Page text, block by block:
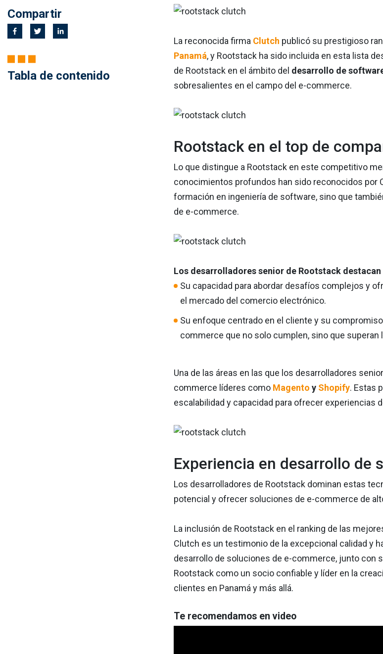
Compartir
Tabla de contenido
La reconocida firma Clutch publicó su prestigioso
Panamá, y Rootstack ha sido incluida en esta lista
de Rootstack en el ámbito del desarrollo de
sobresalientes en el campo del e-commerce.
Rootstack en el top de
Lo que distingue a Rootstack en este competitivo
conocimientos profundos han sido reconocidos por
formación en ingeniería de software, sino que
de e-commerce.
Los desarrolladores senior de Rootstack
Su capacidad para abordar desafíos complejos y
el mercado del comercio electrónico.
Su enfoque centrado en el cliente y su
commerce que no solo cumplen, sino que
Una de las áreas en las que los desarrolladores
commerce líderes como Magento y Shopify. Estas
escalabilidad y capacidad para ofrecer experiencias
Experiencia en desarrollo de
Los desarrolladores de Rootstack dominan estas
potencial y ofrecer soluciones de e-commerce de
La inclusión de Rootstack en el ranking de las
Clutch es un testimonio de la excepcional calidad y
desarrollo de soluciones de e-commerce, junto con
Rootstack como un socio confiable y líder en la
clientes en Panamá y más allá.
Te recomendamos en video